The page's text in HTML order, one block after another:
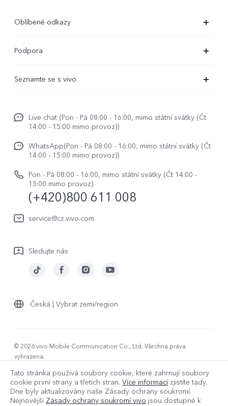
Oblíbené odkazy
X300
Y29s
Podpora
Funtouch OS
Požádat o opravu
Aktualizace systému
Uživatelský manuál
Protokol aktualizace
Stáhnout LUT pro obnovu Log
Seznamte se s vivo
Život ve vivo
Etiketa ve vivo
Právní upozornění
Udržitelnost
Centrum ochrany osobních údajů vivo
Live chat (Pon - Pá 08:00 - 16:00, mimo státní svátky (Čt
14:00 - 15:00 mimo provoz))
WhatsApp(Pon - Pá 08:00 - 16:00, mimo státní svátky (Čt
14:00 - 15:00 mimo provoz))
Pon - Pá 08:00 - 16:00, mimo státní svátky (Čt 14:00 -
15:00 mimo provoz)
(+420)800 611 008
service@cz.vivo.com
Sledujte nás
Česká | Vybrat zemi/region
© 2026 vivo Mobile Communication Co., Ltd. Všechna práva
vyhrazena.
|
Zásady ochrany osobních údajů
|
Zásady společnosti vivo pro používání údajů |
Nastavení souborů cookie
Tato stránka používá soubory cookie, které zahrnují soubory
cookie první strany a třetích stran. Více informacízjistíte tady.
Dne byly aktualizovány naše Zásady ochrany soukromí.
Nejnovější Zásady ochrany soukromí vivo jsou dostupné k